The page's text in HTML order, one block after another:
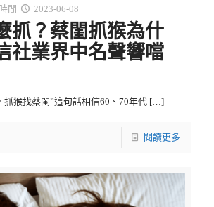
間 2023-06-08
抓？蔡閨抓猴為什
社業界中名聲響噹
抓猴找蔡閨”這句話相信60、70年代 […]
閱讀更多